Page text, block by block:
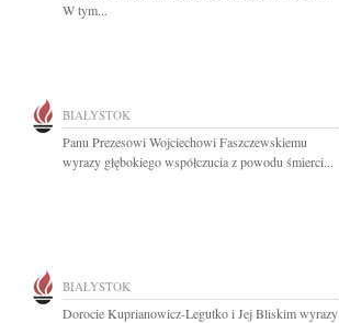
W tym...
BIAŁYSTOK
Panu Prezesowi Wojciechowi Faszczewskiemu
wyrazy głębokiego współczucia z powodu śmierci...
BIAŁYSTOK
Dorocie Kuprianowicz-Legutko i Jej Bliskim wyrazy